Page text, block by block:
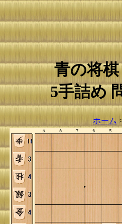
青の将
5手詰め
ホーム